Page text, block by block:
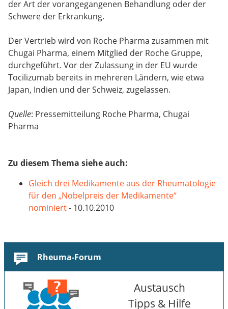
der Art der vorangegangenen Behandlung oder der
Schwere der Erkrankung.
Der Vertrieb wird von Roche Pharma zusammen mit
Chugai Pharma, einem Mitglied der Roche Gruppe,
durchgeführt. Vor der Zulassung in der EU wurde
Tocilizumab bereits in mehreren Ländern, wie etwa
Japan, Indien und der Schweiz, zugelassen.
Quelle: Pressemitteilung Roche Pharma, Chugai
Pharma
Zu diesem Thema siehe auch:
Gleich drei Medikamente aus der Rheumatologie
für den „Nobelpreis der Medikamente“
nominiert- 10.10.2010
Rheuma-Forum
Austausch
Tipps & Hilfe